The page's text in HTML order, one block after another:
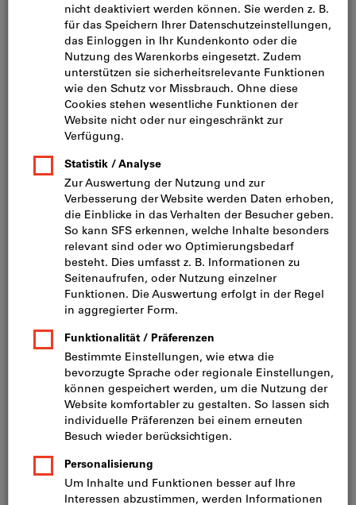
Bild zum Vergrößern anklicken
Preis pro 1 Stück
inkl. MwSt. zzgl. Versandkosten